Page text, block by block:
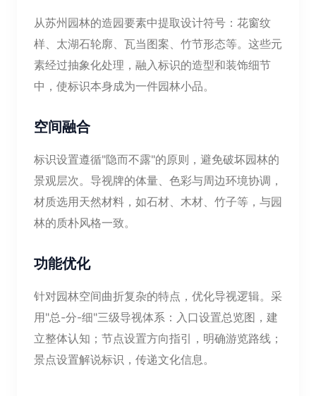
从苏州园林的造园要素中提取设计符号：花窗纹
样、太湖石轮廓、瓦当图案、竹节形态等。这些元
素经过抽象化处理，融入标识的造型和装饰细节
中，使标识本身成为一件园林小品。
空间融合
标识设置遵循"隐而不露"的原则，避免破坏园林的
景观层次。导视牌的体量、色彩与周边环境协调，
材质选用天然材料，如石材、木材、竹子等，与园
林的质朴风格一致。
功能优化
针对园林空间曲折复杂的特点，优化导视逻辑。采
用"总-分-细"三级导视体系：入口设置总览图，建
立整体认知；节点设置方向指引，明确游览路线；
景点设置解说标识，传递文化信息。